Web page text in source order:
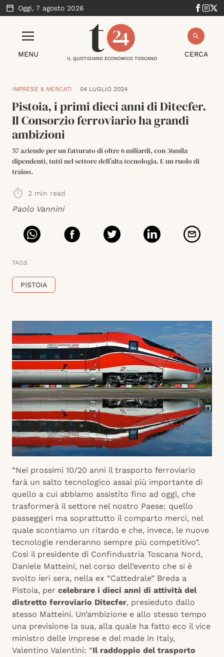
Oggi, 7 agosto 2026
MENU CERCA
IL QUOTIDIANO ECONOMICO TOSCANO
IMPRESE & MERCATI 04 LUGLIO 2024
Pistoia, i primi dieci anni di Ditecfer.
Il Consorzio ferroviario ha grandi
ambizioni
57 aziende per un fatturato di oltre 6 miliardi, con 36mila
dipendenti, tutti nel settore dell’alta tecnologia. E un ruolo di
traino.
2 min read
Paolo Vannini
TAGS
PISTOIA
“Nei prossimi 10/20 anni il trasporto ferroviario
farà un salto tecnologico assai più importante di
quello a cui abbiamo assistito fino ad oggi, che
trasformerà il settore nel nostro Paese: quello
passeggeri ma soprattutto il comparto merci, nel
quale scontiamo un ritardo e che, invece, le nuove
tecnologie renderanno sempre più competitivo”.
Così il presidente di Confindustria Toscana Nord,
Daniele Matteini, nel corso dell’evento che si è
svolto ieri sera, nella ex “Cattedrale” Breda a
Pistoia, per celebrare i dieci anni di attività del
distretto ferroviario Ditecfer, presieduto dallo
stesso Matteini. Un’ambizione e allo stesso tempo
una previsione la sua, alla quale ha fatto eco il vice
ministro delle imprese e del made in Italy,
Valentino Valentini: “Il raddoppio del trasporto